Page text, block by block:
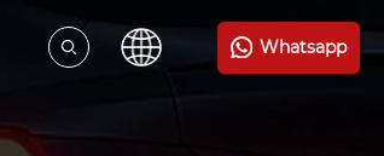
Whatsapp